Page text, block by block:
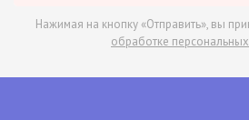
Нажимая на кнопку «Отправить», вы
обработке